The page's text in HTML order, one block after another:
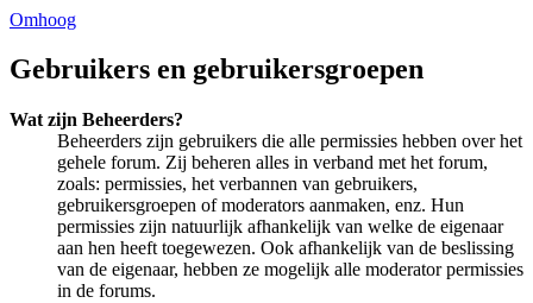
Omhoog
Gebruikers en gebruikersgroepen
Wat zijn Beheerders?
Beheerders zijn gebruikers die alle permissies hebben over het
gehele forum. Zij beheren alles in verband met het forum,
zoals: permissies, het verbannen van gebruikers,
gebruikersgroepen of moderators aanmaken, enz. Hun
permissies zijn natuurlijk afhankelijk van welke de eigenaar
aan hen heeft toegewezen. Ook afhankelijk van de beslissing
van de eigenaar, hebben ze mogelijk alle moderator permissies
in de forums.